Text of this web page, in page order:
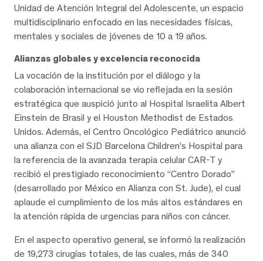
Unidad de Atención Integral del Adolescente, un espacio
multidisciplinario enfocado en las necesidades físicas,
mentales y sociales de jóvenes de 10 a 19 años.
Alianzas globales y excelencia reconocida
La vocación de la institución por el diálogo y la
colaboración internacional se vio reflejada en la sesión
estratégica que auspició junto al Hospital Israelita Albert
Einstein de Brasil y el Houston Methodist de Estados
Unidos. Además, el Centro Oncológico Pediátrico anunció
una alianza con el SJD Barcelona Children’s Hospital para
la referencia de la avanzada terapia celular CAR-T y
recibió el prestigiado reconocimiento “Centro Dorado”
(desarrollado por México en Alianza con St. Jude), el cual
aplaude el cumplimiento de los más altos estándares en
la atención rápida de urgencias para niños con cáncer.
En el aspecto operativo general, se informó la realización
de 19,273 cirugías totales, de las cuales, más de 340